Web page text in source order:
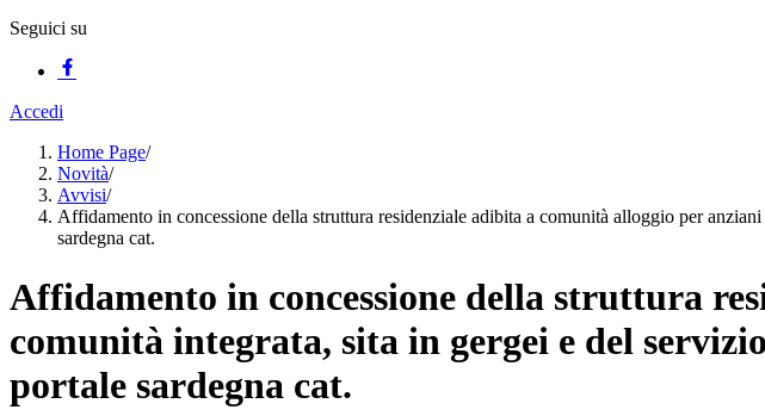
Seguici su
Accedi
Home Page/
Novità/
Avvisi/
Affidamento in concessione della struttura residenziale adibita a comunità alloggio per
sardegna cat.
Affidamento in concessione della struttura
comunità integrata, sita in gergei e del
portale sardegna cat.